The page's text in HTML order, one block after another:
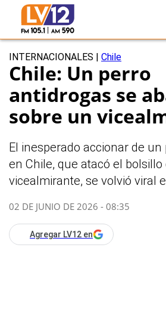
INTERNACIONALES Chile
Chile: Un perro
antidrogas se
sobre un
El inesperado accionar de
en Chile, que atacó el bolsillo
vicealmirante, se volvió viral
02 DE JUNIO DE 2026 - 08:35
Agregar LV12 en